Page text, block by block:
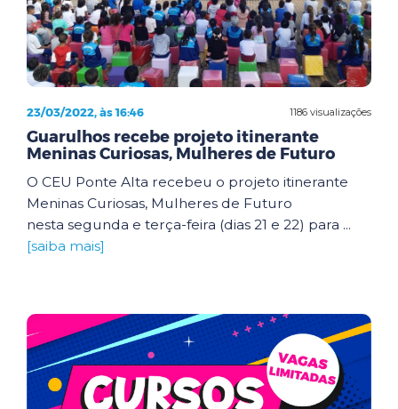
1186 visualizações
23/03/2022, às 16:46
Guarulhos recebe projeto itinerante
Meninas Curiosas, Mulheres de Futuro
O CEU Ponte Alta recebeu o projeto itinerante
Meninas Curiosas, Mulheres de Futuro
nesta segunda e terça-feira (dias 21 e 22) para ...
[saiba mais]